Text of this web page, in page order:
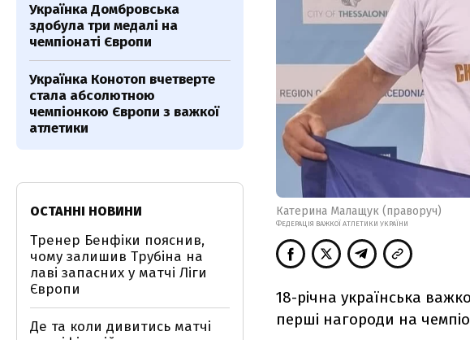
Катерина Малащук (праворуч)
ФЕДЕРАЦІЯ ВАЖКОЇ АТЛЕТИКИ УКРАЇНИ
18-річна українська
перші нагороди на
Українка Домбровська
здобула три медалі на
чемпіонаті Європи
Українка Конотоп вчетверте
стала абсолютною
чемпіонкою Європи з важкої
атлетики
ОСТАННІ НОВИНИ
Тренер Бенфіки пояснив,
чому залишив Трубіна на
лаві запасних у матчі Ліги
Європи
Де та коли дивитись матчі